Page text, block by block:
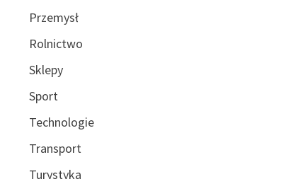
Przemysł
Rolnictwo
Sklepy
Sport
Technologie
Transport
Turystyka